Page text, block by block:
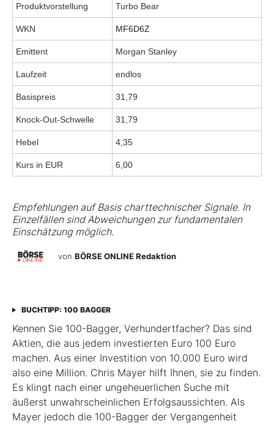
Produktvorstellung Turbo Bear
WKN MF6D6Z
Emittent Morgan Stanley
Laufzeit endlos
Basispreis 31,79
Knock-Out-Schwelle 31,79
Hebel 4,35
Kurs in EUR 6,00
Empfehlungen auf Basis charttechnischer Signale. In
Einzelfällen sind Abweichungen zur fundamentalen
Einschätzung möglich.
von BÖRSE ONLINE Redaktion
BUCHTIPP: 100 BAGGER
Kennen Sie 100-Bagger, Verhundertfacher? Das sind
Aktien, die aus jedem investierten Euro 100 Euro
machen. Aus einer Investition von 10.000 Euro wird
also eine Million. Chris Mayer hilft Ihnen, sie zu finden.
Es klingt nach einer ungeheuerlichen Suche mit
äußerst unwahrscheinlichen Erfolgsaussichten. Als
Mayer jedoch die 100-Bagger der Vergangenheit